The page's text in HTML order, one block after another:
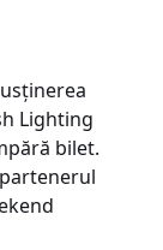
Lighting
bilet.